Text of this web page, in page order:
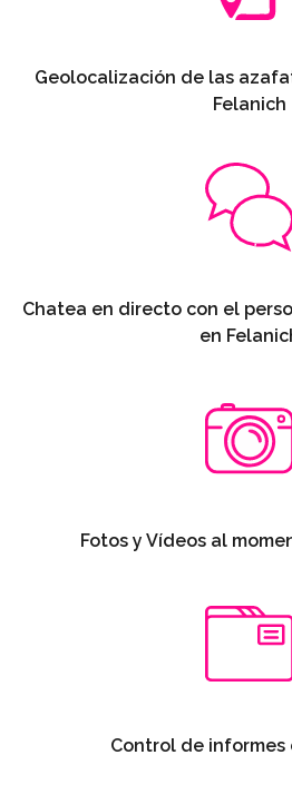
Geolocalización de las
Felanich
Chatea en directo con el
en
Fotos y Vídeos al
Control de informes